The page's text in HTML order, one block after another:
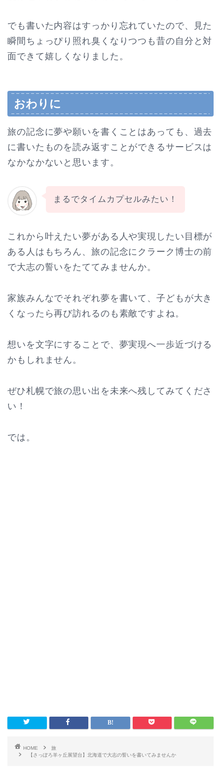
でも書いた内容はすっかり忘れていたので、見た
瞬間ちょっぴり照れ臭くなりつつも昔の自分と対
面できて嬉しくなりました。
おわりに
旅の記念に夢や願いを書くことはあっても、過去
に書いたものを読み返すことができるサービスは
なかなかないと思います。
まるでタイムカプセルみたい！
これから叶えたい夢がある人や実現したい目標が
ある人はもちろん、旅の記念にクラーク博士の前
で大志の誓いをたててみませんか。
家族みんなでそれぞれ夢を書いて、子どもが大き
くなったら再び訪れるのも素敵ですよね。
想いを文字にすることで、夢実現へ一歩近づける
かもしれません。
ぜひ札幌で旅の思い出を未来へ残してみてくださ
い！
では。
HOME
旅
【さっぽろ羊ヶ丘展望台】北海道で大志の誓いを書いてみませんか